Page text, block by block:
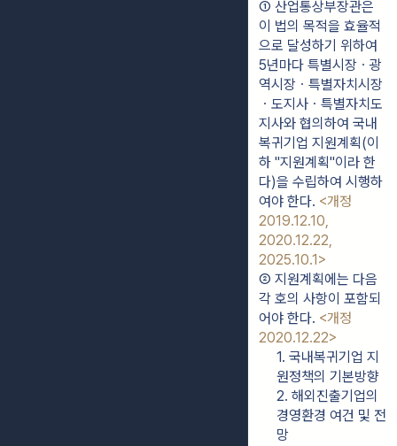
① 산업통상부장관은
이 법의 목적을 효율적
으로 달성하기 위하여
5년마다 특별시장ㆍ광
역시장ㆍ특별자치시장
ㆍ도지사ㆍ특별자치도
지사와 협의하여 국내
복귀기업 지원계획(이
하 "지원계획"이라 한
다)을 수립하여 시행하
여야 한다. <개정
2019.12.10,
2020.12.22,
2025.10.1>
② 지원계획에는 다음
각 호의 사항이 포함되
어야 한다. <개정
2020.12.22>
1. 국내복귀기업 지
원정책의 기본방향
2. 해외진출기업의
경영환경 여건 및 전
망